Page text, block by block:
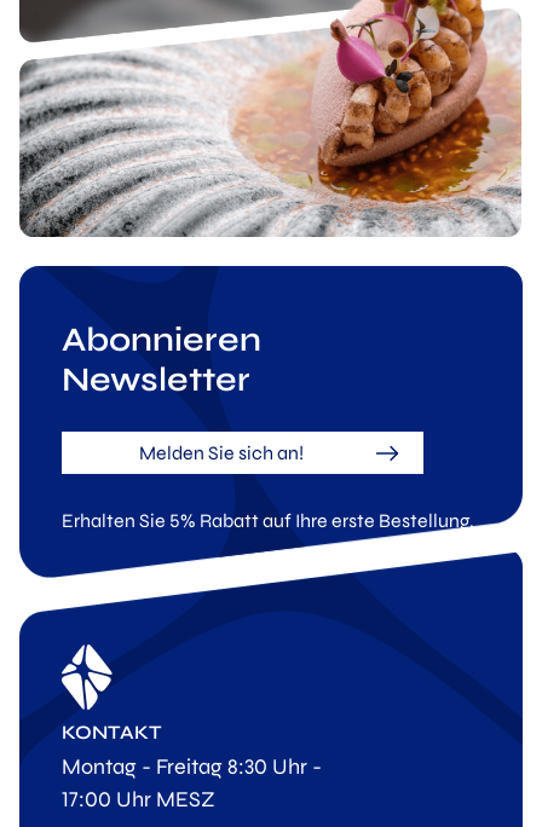
Abonnieren
Newsletter
Melden Sie sich an!
Erhalten Sie 5% Rabatt auf Ihre erste Bestellung.
KONTAKT
Montag - Freitag 8:30 Uhr -
17:00 Uhr MESZ